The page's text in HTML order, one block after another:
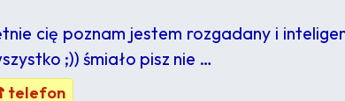
cię poznam jestem rozgadany i
;)) śmiało pisz nie …